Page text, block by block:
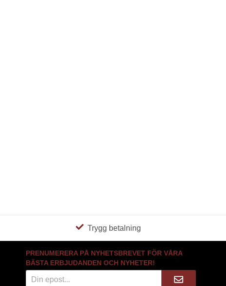
Trygg betalning
PRENUMERERA PÅ NYHETSBREVET FÖR VÅRA
BÄSTA ERBJUDANDEN OCH NYHETER!